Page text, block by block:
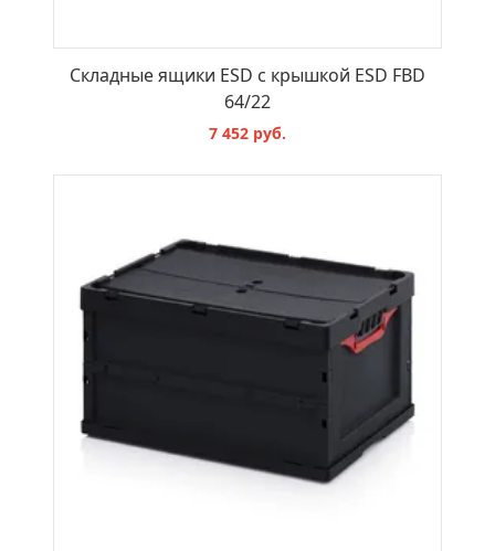
Складные ящики ESD с крышкой ESD FBD
64/22
7 452 руб.